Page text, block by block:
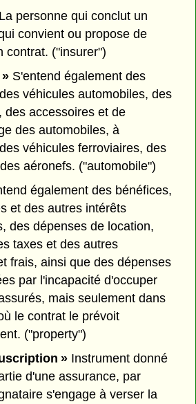
personne qui conclut un
convient ou propose de
contrat. ("insurer")
S'entend également des
véhicules automobiles, des
des accessoires et de
des automobiles, à
véhicules ferroviaires, des
aéronefs. ("automobile")
également des bénéfices,
et des autres intérêts
des dépenses de location,
taxes et des autres
frais, ainsi que des dépenses
par l'incapacité d'occuper
mais seulement dans
le contrat le prévoit
("property")
»Instrument donné
d'une assurance, par
s'engage à verser la